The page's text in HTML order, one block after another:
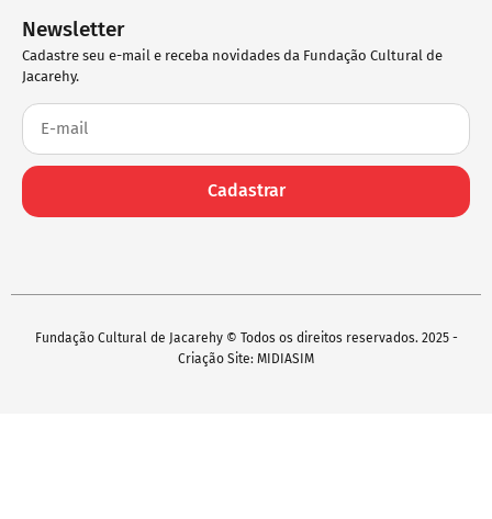
Newsletter
Cadastre seu e-mail e receba novidades da Fundação Cultural de
Jacarehy.
Cadastrar
Fundação Cultural de Jacarehy © Todos os direitos reservados. 2025 -
Criação Site: MIDIASIM